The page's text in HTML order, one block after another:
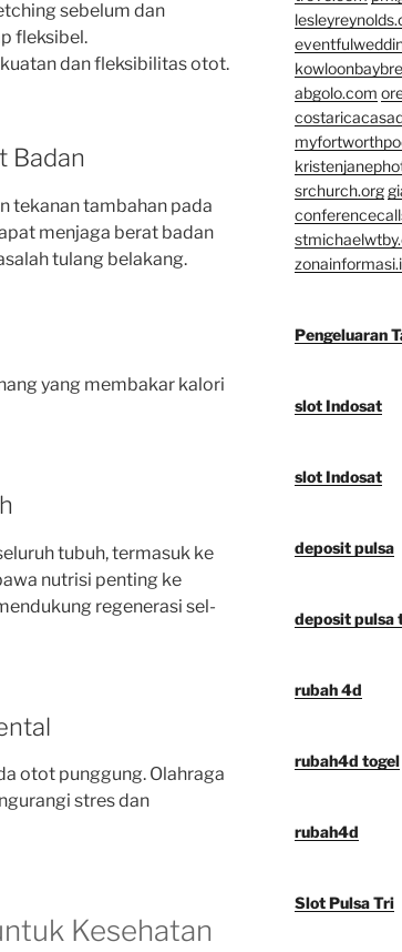
sebelum dan
fleksibel.
dan fleksibilitas otot.
Badan
tekanan tambahan pada
menjaga berat badan
tulang belakang.
yang membakar kalori
tubuh, termasuk ke
nutrisi penting ke
regenerasi sel-
otot punggung. Olahraga
stres dan
Kesehatan
abgolo.com
srchurch.org
Pengeluaran
slot Indosat
slot Indosat
deposit pulsa
deposit pulsa
rubah 4d
rubah4d togel
rubah4d
Slot Pulsa Tri